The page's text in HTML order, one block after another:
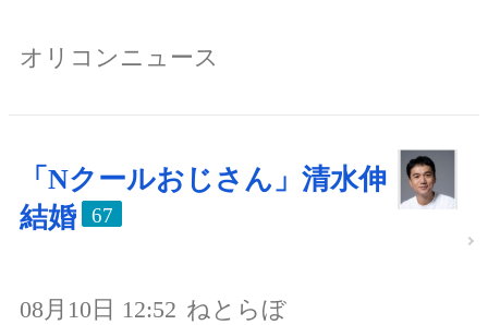
オリコンニュース
「Nクールおじさん」清水伸
結婚
67
08月10日 12:52 ねとらぼ